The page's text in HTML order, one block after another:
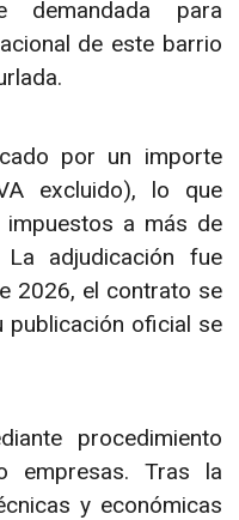
demandada para
de este barrio
por un importe
excluido), lo que
a más de
adjudicación fue
2026, el contrato se
oficial se
procedimiento
empresas. Tras la
y económicas